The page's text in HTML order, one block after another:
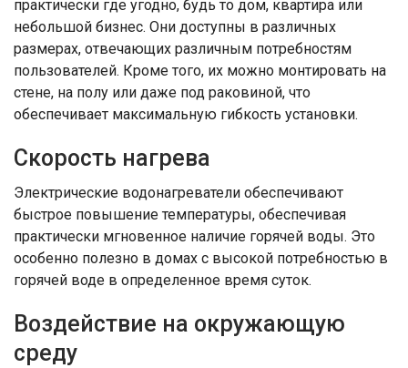
практически где угодно, будь то дом, квартира или
небольшой бизнес. Они доступны в различных
размерах, отвечающих различным потребностям
пользователей. Кроме того, их можно монтировать на
стене, на полу или даже под раковиной, что
обеспечивает максимальную гибкость установки.
Скорость нагрева
Электрические водонагреватели обеспечивают
быстрое повышение температуры, обеспечивая
практически мгновенное наличие горячей воды. Это
особенно полезно в домах с высокой потребностью в
горячей воде в определенное время суток.
Воздействие на окружающую
среду